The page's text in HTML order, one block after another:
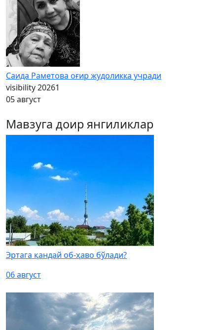
Саида Раметова оғир жудоликка учради
visibility20261
05 август
Мавзуга доир янгиликлар
Эртага қандай об-ҳаво бўлади?
06 август